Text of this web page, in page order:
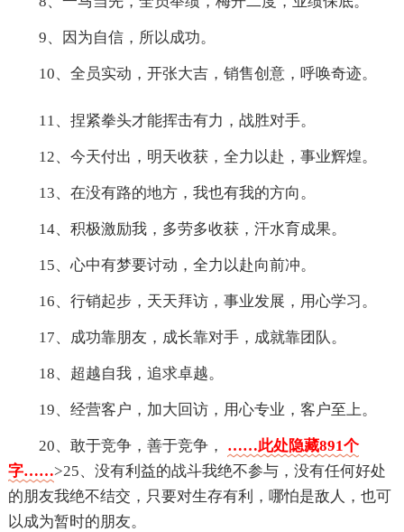
9、因为自信，所以成功。
10、全员实动，开张大吉，销售创意，呼唤奇迹。
11、捏紧拳头才能挥击有力，战胜对手。
12、今天付出，明天收获，全力以赴，事业辉煌。
13、在没有路的地方，我也有我的方向。
14、积极激励我，多劳多收获，汗水育成果。
15、心中有梦要讨动，全力以赴向前冲。
16、行销起步，天天拜访，事业发展，用心学习。
17、成功靠朋友，成长靠对手，成就靠团队。
18、超越自我，追求卓越。
19、经营客户，加大回访，用心专业，客户至上。
20、敢于竞争，善于竞争， ……此处隐藏891个
字……>25、没有利益的战斗我绝不参与，没有任何好处
的朋友我绝不结交，只要对生存有利，哪怕是敌人，也可
以成为暂时的朋友。